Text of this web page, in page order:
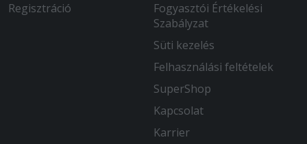
Regisztráció
Fogyasztói Értékelési
Szabályzat
Süti kezelés
Felhasználási feltételek
SuperShop
Kapcsolat
Karrier